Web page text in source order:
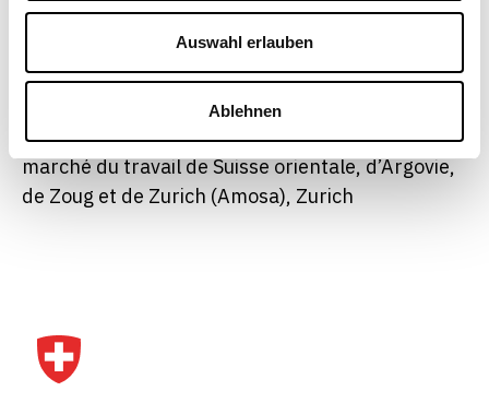
Auswahl erlauben
Ablehnen
Postes occupés précédemment
Collaboratrice scientifique, Observatoire du
marché du travail de Suisse orientale, d’Argovie,
de Zoug et de Zurich (Amosa), Zurich